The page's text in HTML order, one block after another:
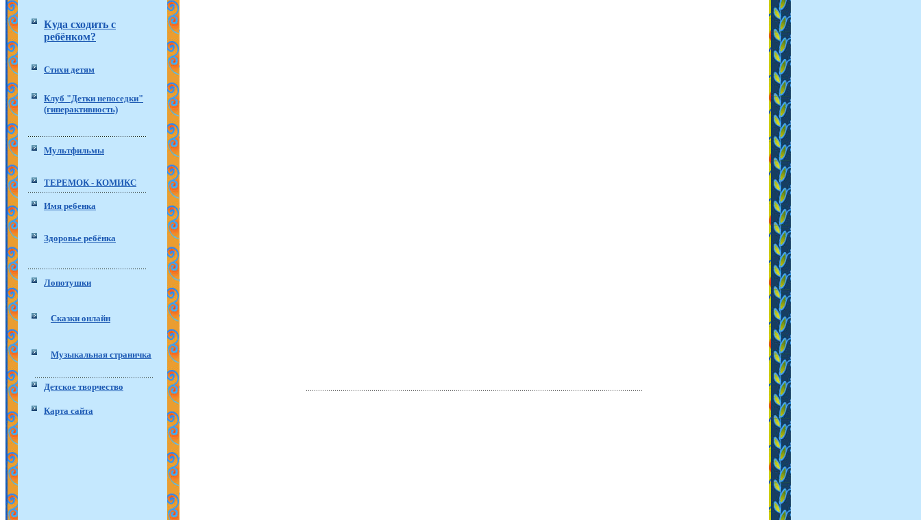
Куда сходить с
ребёнком?
Стихи детям
Клуб "Детки непоседки"
(гиперактивность)
Мультфильмы
ТЕРЕМОК - КОМИКС
Имя ребенка
Здоровье ребёнка
Лопотушки
Сказки онлайн
Музыкальная страничка
Детское творчество
Карта сайта